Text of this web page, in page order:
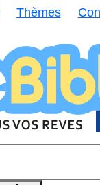
Thèmes